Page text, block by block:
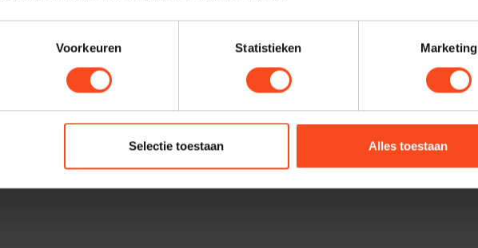
Voorkeuren Statistieken Marketing
Selectie toestaan Alles toestaan